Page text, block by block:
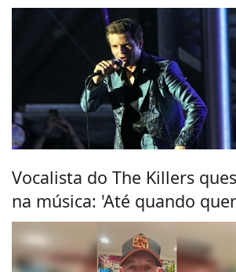
Vocalista do The Killers
na música: 'Até quando